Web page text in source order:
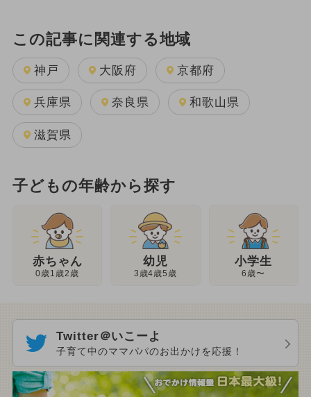
この記事に関連する地域
神戸 大阪府 京都府
兵庫県 奈良県 和歌山県
滋賀県
子どもの年齢から探す
赤ちゃん
0歳1歳2歳
幼児
3歳4歳5歳
小学生
6歳〜
Twitter＠いこーよ
子育て中のママパパのお出かけを応援！